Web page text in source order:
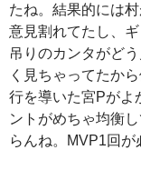
たね。結果的には
意見割れてたし、
吊りのカンタがど
く見ちゃってたか
行を導いた宮Pがよ
ントがめちゃ均衡
らんね。MVP1回が